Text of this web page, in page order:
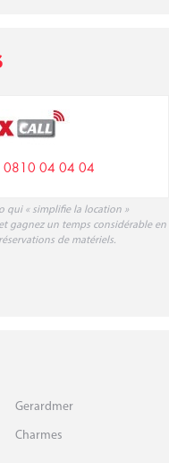
: 0810 04 04 04
qui « simplifie la location »
gagnez un temps considérable en
de matériels.
Gerardmer
Charmes